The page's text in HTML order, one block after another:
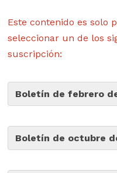
Este contenido es solo
seleccionar un de los
suscripción:
Boletín de febrero
Boletín de octubre